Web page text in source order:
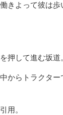
きよって彼は歩
押して進む坂道
からトラクター
用。